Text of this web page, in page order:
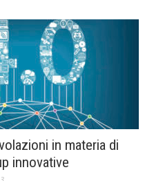
in materia di
innovative